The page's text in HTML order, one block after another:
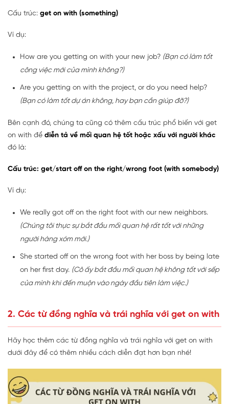
Cấu trúc: get on with (something)
Ví dụ:
How are you getting on with your new job? (Bạn có làm tốt
công việc mới của mình không?)
Are you getting on with the project, or do you need help?
(Bạn có làm tốt dự án không, hay bạn cần giúp đỡ?)
Bên cạnh đó, chúng ta cũng có thêm cấu trúc phổ biến với get
on with để diễn tả về mối quan hệ tốt hoặc xấu với người khác
đó là:
Cấu trúc: get/start off on the right/wrong foot (with somebody)
Ví dụ:
We really got off on the right foot with our new neighbors.
(Chúng tôi thực sự bắt đầu mối quan hệ rất tốt với những
người hàng xóm mới.)
She started off on the wrong foot with her boss by being late
on her first day. (Cô ấy bắt đầu mối quan hệ không tốt với sếp
của mình khi đến muộn vào ngày đầu tiên làm việc.)
2. Các từ đồng nghĩa và trái nghĩa với get on with
Hãy học thêm các từ đồng nghĩa và trái nghĩa với get on with
dưới đây để có thêm nhiều cách diễn đạt hơn bạn nhé!